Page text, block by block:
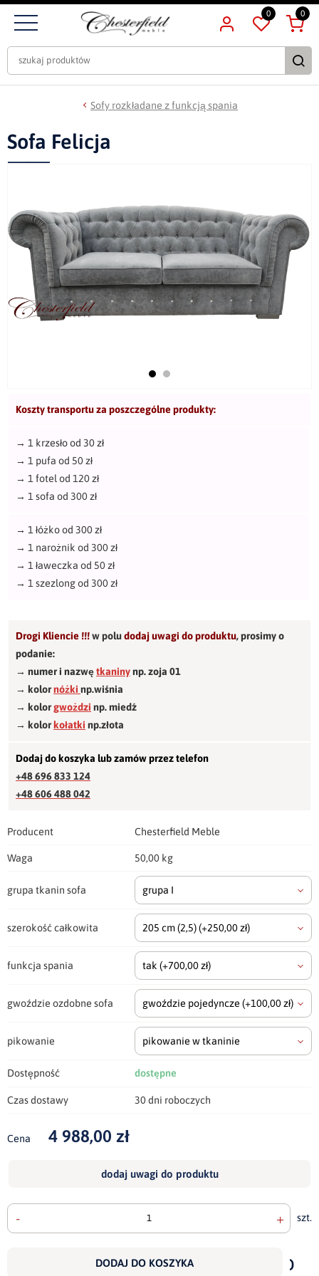
0 0
Sofy rozkładane z funkcją spania
Sofa Felicja
Koszty transportu za poszczególne produkty:
→ 1 krzesło od 30 zł
→ 1 pufa od 50 zł
→ 1 fotel od 120 zł
→ 1 sofa od 300 zł
→ 1 łóżko od 300 zł
→ 1 narożnik od 300 zł
→ 1 ławeczka od 50 zł
→ 1 szezlong od 300 zł
Drogi Kliencie !!!w poludodaj uwagi do produktu,prosimy o
podanie:
→ numer i nazwętkaninynp. zoja 01
→ kolornóżki np.wiśnia
→ kolorgwożdzi np. miedź
→ kolorkołatki np.złota
Dodaj do koszyka lub zamów przez telefon
+48 696 833 124
+48 606 488 042
Producent Chesterfield Meble
Waga 50,00 kg
grupa tkanin sofa grupa I
szerokość całkowita 205 cm(2,5)(+250,00 zł)
funkcja spania tak (+700,00 zł)
gwoździe ozdobne sofa gwoździe pojedyncze (+100,00 zł)
pikowanie pikowanie w tkaninie
Dostępność dostępne
Czas dostawy 30 dni roboczych
Cena 4 988,00 zł
dodaj uwagi do produktu
- + szt.
DODAJ DO KOSZYKA
do